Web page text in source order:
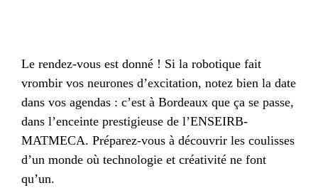
Le rendez-vous est donné ! Si la robotique fait
vrombir vos neurones d’excitation, notez bien la date
dans vos agendas : c’est à Bordeaux que ça se passe,
dans l’enceinte prestigieuse de l’ENSEIRB-
MATMECA. Préparez-vous à découvrir les coulisses
d’un monde où technologie et créativité ne font
qu’un.